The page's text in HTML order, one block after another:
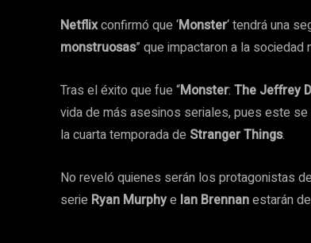
Netflixconfirmó que ‘Monster‘ tendrá una
monstruosas” que impactaron a la sociedad
Tras el éxito que fue “Monster: The Jeffrey
vida de más asesinos seriales, pues este
la cuarta temporada de Stranger Things.
No reveló quienes serán los protagonistas
serie Ryan Murphye Ian Brennanestarán